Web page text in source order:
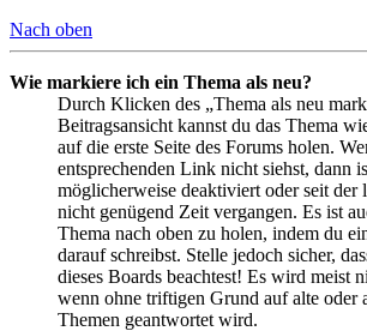
Nach oben
Wie markiere ich ein Thema als neu?
Durch Klicken des „Thema als neu
Beitragsansicht kannst du das Thema
auf die erste Seite des Forums holen.
entsprechenden Link nicht siehst, dann
möglicherweise deaktiviert oder seit der
nicht genügend Zeit vergangen. Es ist
Thema nach oben zu holen, indem du
darauf schreibst. Stelle jedoch sicher,
dieses Boards beachtest! Es wird meist
wenn ohne triftigen Grund auf alte oder
Themen geantwortet wird.